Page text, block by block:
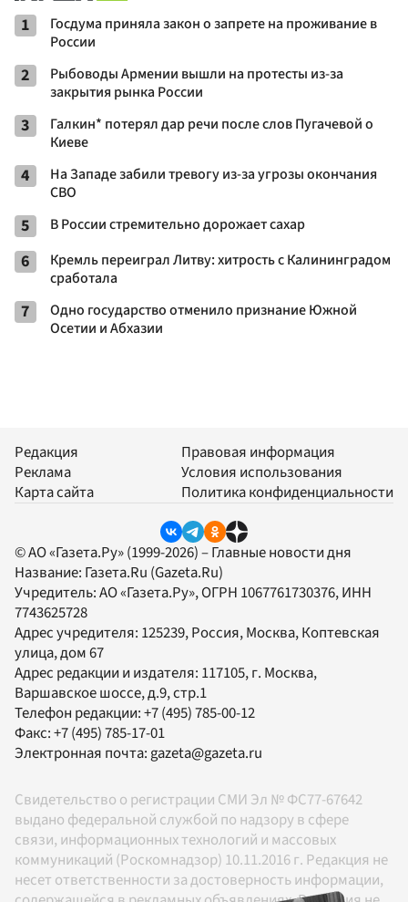
1
Госдума приняла закон о запрете на проживание в
России
2
Рыбоводы Армении вышли на протесты из-за
закрытия рынка России
3
Галкин* потерял дар речи после слов Пугачевой о
Киеве
4
На Западе забили тревогу из-за угрозы окончания
СВО
5 В России стремительно дорожает сахар
6
Кремль переиграл Литву: хитрость с Калининградом
сработала
7
Одно государство отменило признание Южной
Осетии и Абхазии
Редакция
Реклама
Карта сайта
Правовая информация
Условия использования
Политика конфиденциальности
© АО «Газета.Ру» (1999-2026) – Главные новости дня
Название: Газета.Ru (Gazeta.Ru)
Учредитель:АО «Газета.Ру», ОГРН 1067761730376, ИНН
7743625728
Адрес учредителя: 125239, Россия, Москва, Коптевская
улица, дом 67
Адрес редакции и издателя: 117105, г. Москва,
Варшавское шоссе, д.9, стр.1
Телефон редакции:+7 (495) 785-00-12
Факс:+7 (495) 785-17-01
Электронная почта:gazeta@gazeta.ru
Свидетельство о регистрации СМИ Эл № ФС77-67642
выдано федеральной службой по надзору в сфере
связи, информационных технологий и массовых
коммуникаций (Роскомнадзор) 10.11.2016 г. Редакция не
несет ответственности за достоверность информации,